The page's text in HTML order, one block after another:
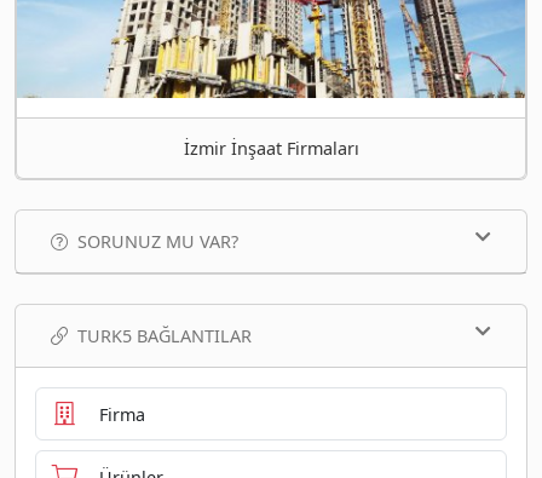
İzmir İnşaat Firmaları
SORUNUZ MU VAR?
TURK5 BAĞLANTILAR
Firma